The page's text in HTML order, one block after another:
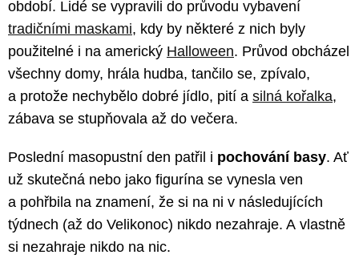
období. Lidé se vypravili do průvodu vybavení
tradičními maskami, kdy by některé z nich byly
použitelné i na americký Halloween. Průvod obcházel
všechny domy, hrála hudba, tančilo se, zpívalo,
a protože nechybělo dobré jídlo, pití a silná kořalka,
zábava se stupňovala až do večera.
Poslední masopustní den patřil i pochování basy. Ať
už skutečná nebo jako figurína se vynesla ven
a pohřbila na znamení, že si na ni v následujících
týdnech (až do Velikonoc) nikdo nezahraje. A vlastně
si nezahraje nikdo na nic.